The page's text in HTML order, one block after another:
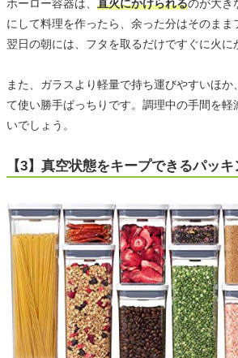
ホーロー容器は、 直火にかけられるのが大き
にして料理を作ったら、余った分はそのまま
翌日の朝には、フタを取るだけですぐに火に
また、ガラスより軽量で持ち運びやすいほか
て使い勝手ばっちりです。調理中の手間を軽
いでしょう。
【3】真空状態をキープできるパッ